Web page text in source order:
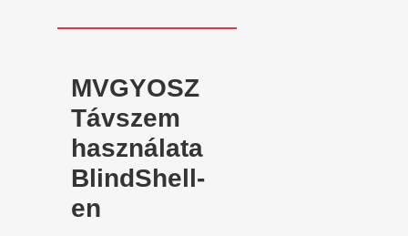
MVGYOSZ
Távszem
használata
BlindShell-
en